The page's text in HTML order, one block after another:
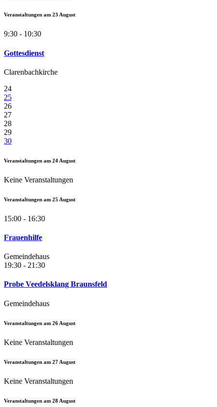
Veranstaltungen am 23 August
9:30 - 10:30
Gottesdienst
Clarenbachkirche
24
25
26
27
28
29
30
Veranstaltungen am 24 August
Keine Veranstaltungen
Veranstaltungen am 25 August
15:00 - 16:30
Frauenhilfe
Gemeindehaus
19:30 - 21:30
Probe Veedelsklang Braunsfeld
Gemeindehaus
Veranstaltungen am 26 August
Keine Veranstaltungen
Veranstaltungen am 27 August
Keine Veranstaltungen
Veranstaltungen am 28 August